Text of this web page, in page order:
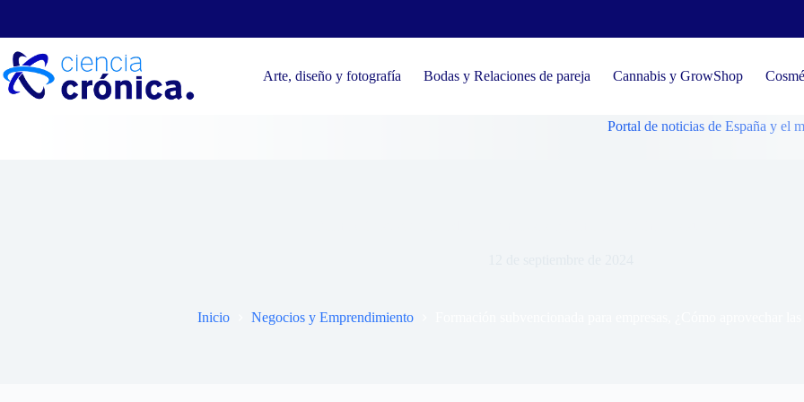
contenido
Arte, diseño y fotografía Bodas y Relaciones de pareja Cannabis y GrowShop
Portal de noticias de España y el mundo,
Inicio Negocios y Emprendimiento